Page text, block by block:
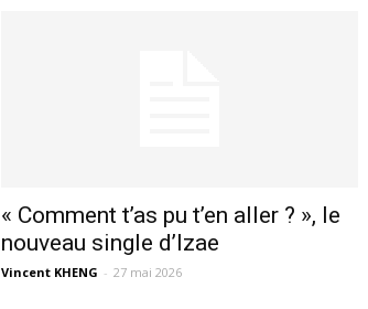
« Comment t’as pu t’en aller ? », le
nouveau single d’Izae
Vincent KHENG - 27 mai 2026